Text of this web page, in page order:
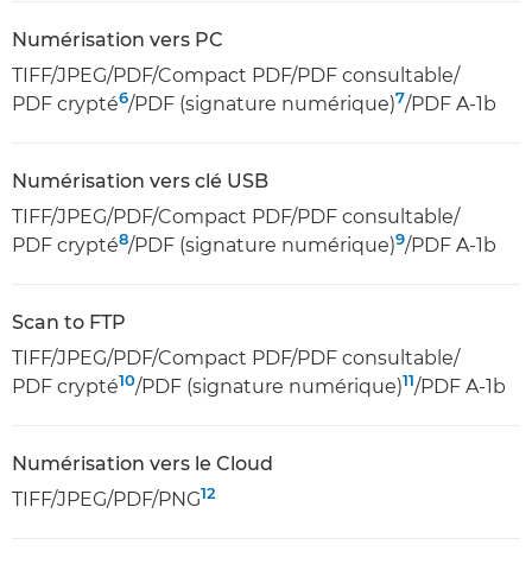
Numérisation vers PC
TIFF/JPEG/PDF/Compact PDF/PDF consultable/
PDF crypté6/PDF (signature numérique)7/PDF A-1b
Numérisation vers clé USB
TIFF/JPEG/PDF/Compact PDF/PDF consultable/
PDF crypté8/PDF (signature numérique)9/PDF A-1b
Scan to FTP
TIFF/JPEG/PDF/Compact PDF/PDF consultable/
PDF crypté10/PDF (signature numérique)11/PDF A-1b
Numérisation vers le Cloud
TIFF/JPEG/PDF/PNG12